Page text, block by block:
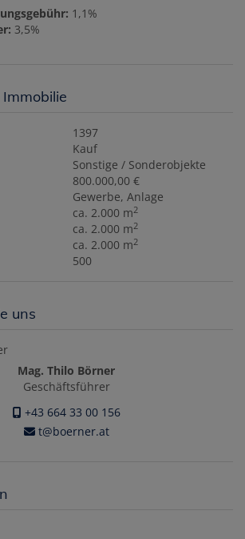
1,1%
3,5%
1397
Kauf
Sonstige / Sonderobjekte
800.000,00 €
Gewerbe Anlage
ca. 2.000 m2
ca. 2.000 m2
ca. 2.000 m2
500
uns
Mag. Thilo Börner
Geschäftsführer
+43 664 33 00 156
t@boerner.at